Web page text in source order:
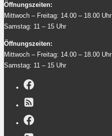
Öffnungszeiten:
Mittwoch – Freitag: 14.00 – 18.00 Uhr
Samstag: 11 – 15 Uhr
Öffnungszeiten:
Mittwoch – Freitag: 14.00 – 18.00 Uhr
Samstag: 11 – 15 Uhr